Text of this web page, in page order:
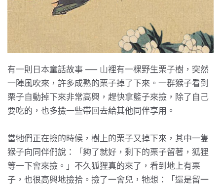
有一則日本童話故事 ── 山裡有一棵野生栗子樹，突然
一陣風吹來，許多成熟的栗子掉了下來。一群猴子看到
栗子自動掉下來非常高興，趕快拿籃子來撿，除了自己
要吃的，也多撿一些帶回去給其他同伴享用。
當牠們正在撿的時候，樹上的栗子又掉下來，其中一隻
猴子向同伴們說：「夠了就好，剩下的栗子留著，狐狸
等一下會來撿。」不久狐狸真的來了，看到地上有栗
子，也很高興地撿拾。撿了一會兒，牠想：「還是留一